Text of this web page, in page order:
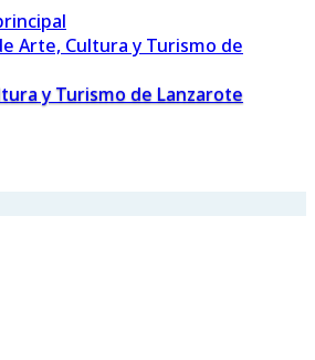
y Turismo de Lanzarote